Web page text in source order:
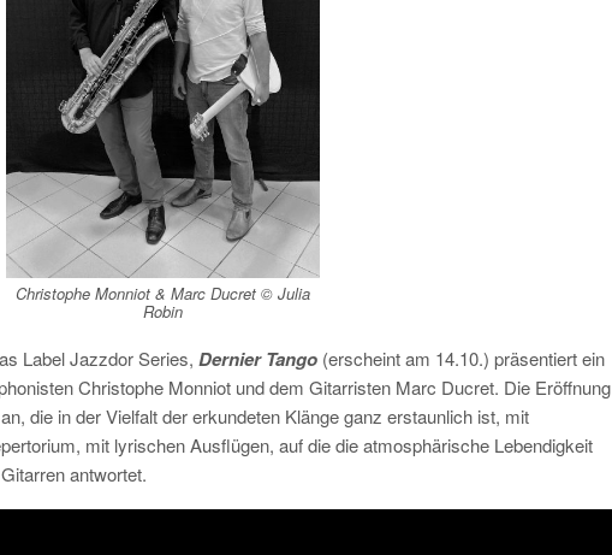
Christophe Monniot & Marc Ducret © Julia
Robin
Label Jazzdor Series, Dernier Tango (erscheint am 14.10.) präsentiert ein
Christophe Monniot und dem Gitarristen Marc Ducret. Die Eröffnung
die in der Vielfalt der erkundeten Klänge ganz erstaunlich ist, mit
mit lyrischen Ausflügen, auf die die atmosphärische Lebendigkeit
antwortet.